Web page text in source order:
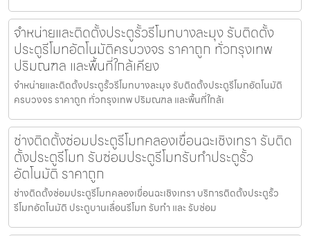
จำหน่ายและติดตั้งประตูรั้วรีโมทบางละมุง รับติดตั้ง
ประตูรีโมทอัตโนมัติครบวงจร ราคาถูก ทั่วกรุงเทพ
ปริมณฑล และพื้นที่ใกล้เคียง
จำหน่ายและติดตั้งประตูรั้วรีโมทบางละมุง รับติดตั้งประตูรีโมทอัตโนมัติ
ครบวงจร ราคาถูก ทั่วกรุงเทพ ปริมณฑล และพื้นที่ใกล้เ
ช่างติดตั้งซ่อมประตูรีโมทคลองเขื่อนฉะเชิงเทรา รับติด
ตั้งประตูรีโมท รับซ่อมประตูรีโมทรับทำประตูรั้ว
อัตโนมัติ ราคาถูก
ช่างติดตั้งซ่อมประตูรีโมทคลองเขื่อนฉะเชิงเทรา บริการติดตั้งประตูรั้ว
รีโมทอัตโนมัติ ประตูบานเลื่อนรีโมท รับทำ และ รับซ่อม